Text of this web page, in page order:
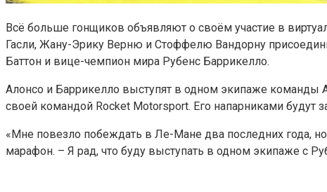
Всё больше гонщиков объявляют о своём участие в
Гасли, Жану-Эрику Верню и Стоффелю Вандорну
Баттон и вице-чемпион мира Рубенс Баррикелло.
Алонсо и Баррикелло выступят в одном экипаже команды
своей командой Rocket Motorsport. Его напарниками
«Мне повезло побеждать в Ле-Мане два последних года,
марафон. – Я рад, что буду выступать в одном экипаже с